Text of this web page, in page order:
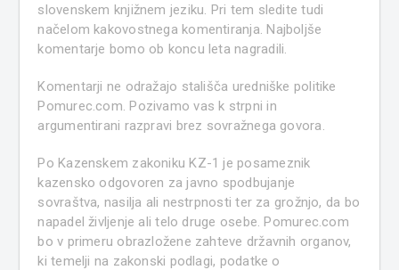
slovenskem knjižnem jeziku. Pri tem sledite tudi
načelom kakovostnega komentiranja. Najboljše
komentarje bomo ob koncu leta nagradili.
Komentarji ne odražajo stališča uredniške politike
Pomurec.com. Pozivamo vas k strpni in
argumentirani razpravi brez sovražnega govora.
Po Kazenskem zakoniku KZ-1 je posameznik
kazensko odgovoren za javno spodbujanje
sovraštva, nasilja ali nestrpnosti ter za grožnjo, da bo
napadel življenje ali telo druge osebe. Pomurec.com
bo v primeru obrazložene zahteve državnih organov,
ki temelji na zakonski podlagi, podatke o